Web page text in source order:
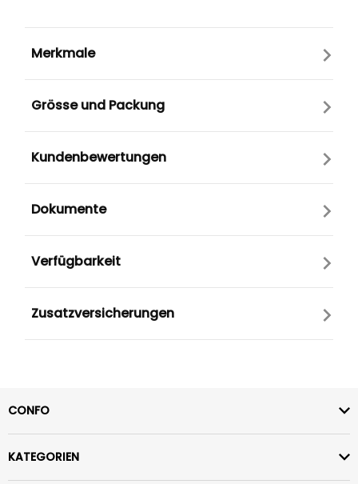
Merkmale
Grösse und Packung
Kundenbewertungen
Dokumente
Verfügbarkeit
Zusatzversicherungen
CONFO
KATEGORIEN